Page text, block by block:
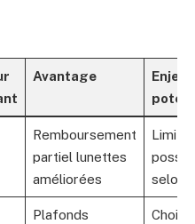
Avantage
Enjeu
Remboursement
partiel lunettes
améliorées
selon
Plafonds
Choix